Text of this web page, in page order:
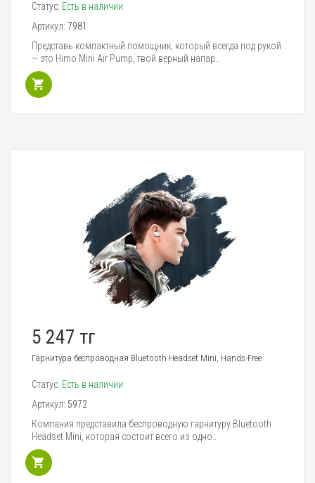
Статус: Есть в наличии
Артикул: 7981
Представь компактный помощник, который всегда под рукой
— это Himo Mini Air Pump, твой верный напар..
5 247 тг
Гарнитура беспроводная Bluetooth Headset Mini, Hands-Free
Статус: Есть в наличии
Артикул: 5972
Компания представила беспроводную гарнитуру Bluetooth
Headset Mini, которая состоит всего из одно..